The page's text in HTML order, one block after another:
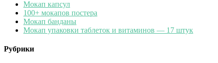
Мокап капсул
100+ мокапов постера
Мокап банданы
Мокап упаковки таблеток и витаминов — 17 штук
Рубрики